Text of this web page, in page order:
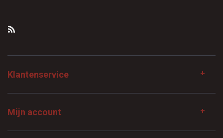
Klantenservice
Mijn account